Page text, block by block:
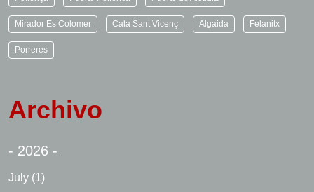
Mirador Es Colomer Cala Sant Vicenç Algaida Felanitx
Porreres
Archivo
- 2026 -
July (1)